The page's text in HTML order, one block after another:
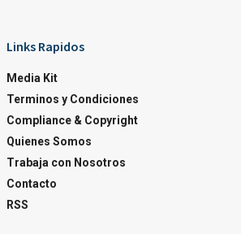
Links Rapidos
Media Kit
Terminos y Condiciones
Compliance & Copyright
Quienes Somos
Trabaja con Nosotros
Contacto
RSS